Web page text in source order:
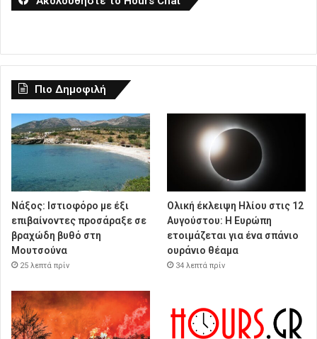
Πιο Δημοφιλή
Νάξος: Ιστιοφόρο με έξι
επιβαίνοντες προσάραξε σε
βραχώδη βυθό στη
Μουτσούνα
25 λεπτά πρίν
Ολική έκλειψη Ηλίου στις 12
Αυγούστου: Η Ευρώπη
ετοιμάζεται για ένα σπάνιο
ουράνιο θέαμα
34 λεπτά πρίν